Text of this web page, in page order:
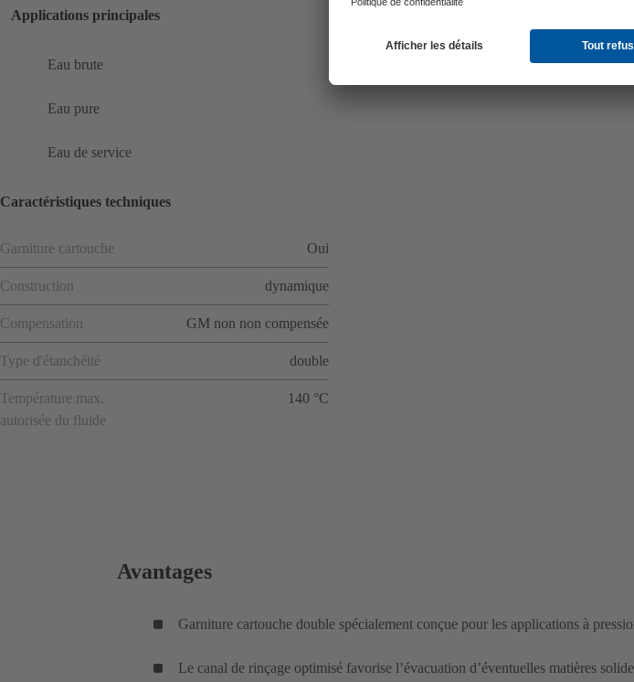
Applications principales
Eau brute
Eau pure
Eau de service
Caractéristiques techniques
Garniture cartouche Oui
Construction dynamique
Compensation GM non non compensée
Type d'étanchéité double
Température max.
autorisée du fluide
140 °C
Avantages
Garniture cartouche double spécialement conçue pour les applications à
Le canal de rinçage optimisé favorise l’évacuation d’éventuelles matières